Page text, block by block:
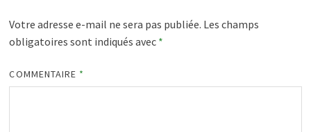
Votre adresse e-mail ne sera pas publiée. Les champs
obligatoires sont indiqués avec *
COMMENTAIRE *